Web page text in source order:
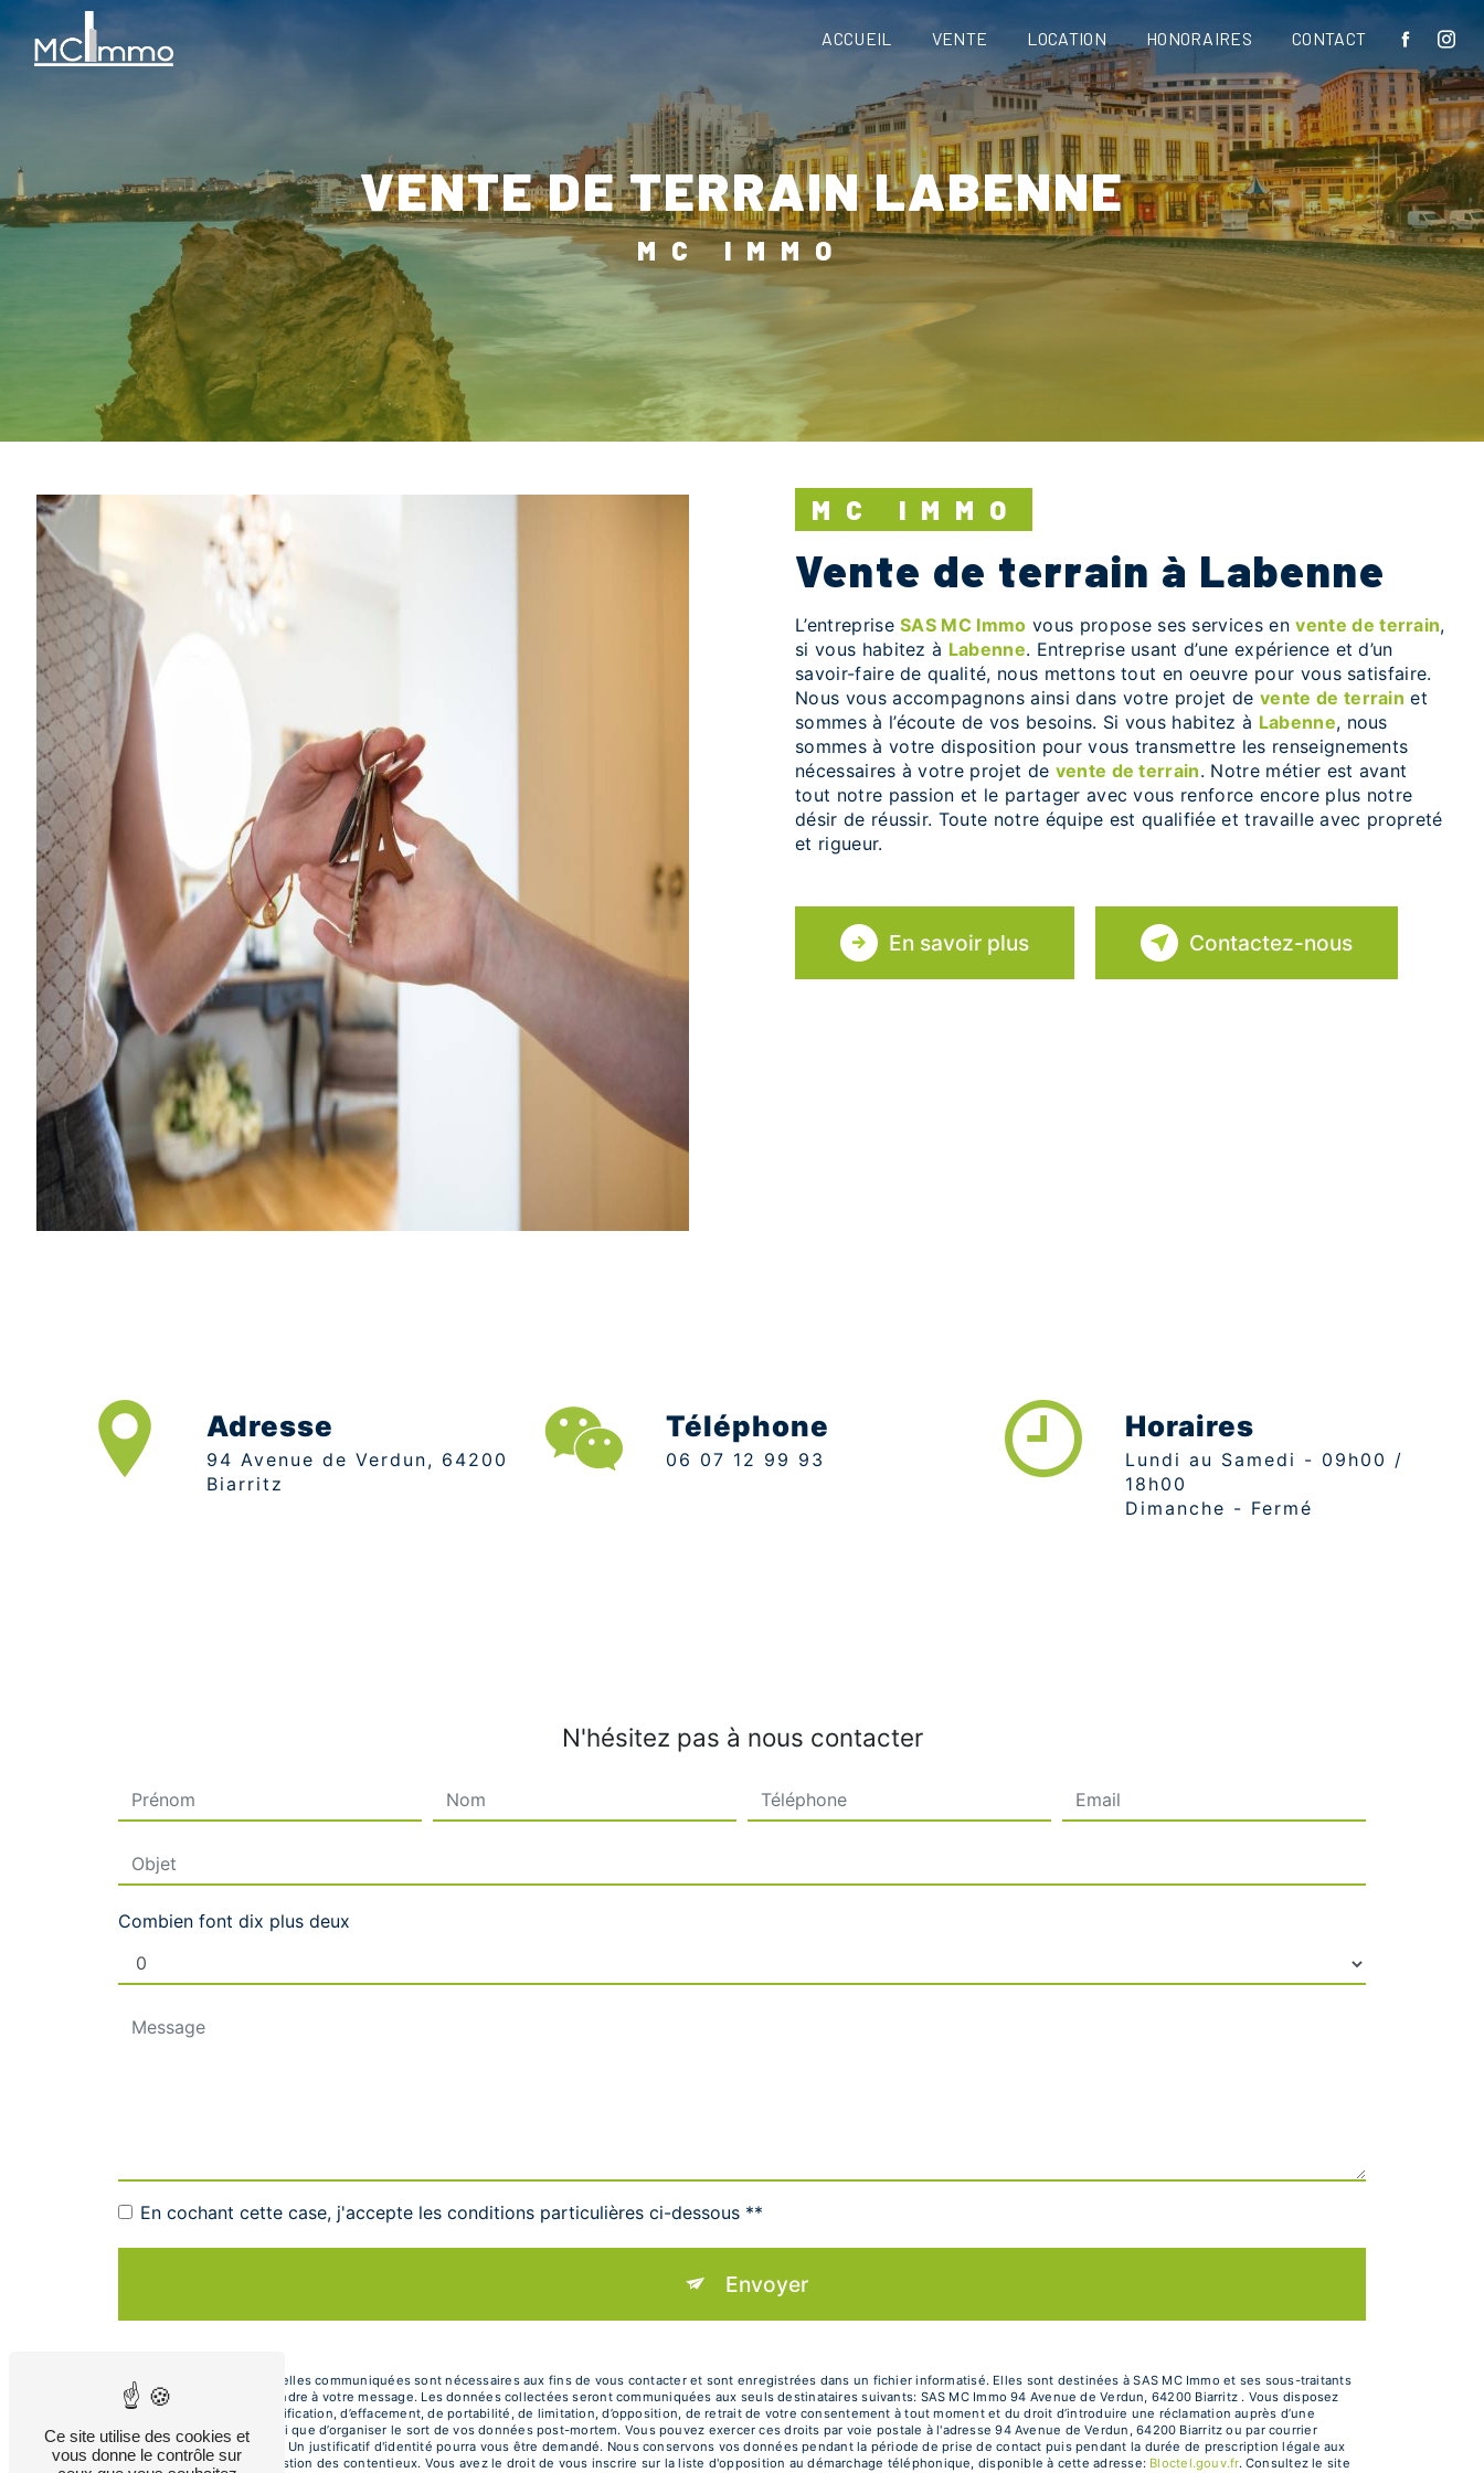
ACCUEIL VENTE LOCATION HONORAIRES CONTACT
VENTE DE TERRAIN LABENNE
MC IMMO
MC IMMO
vente de terrain à Labenne
L’entrepriseSAS MC Immo vous propose ses services envente de terrain,
si vous habitez à Labenne. Entreprise usant d’une expérience et d’un
savoir-faire de qualité, nous mettons tout en oeuvre pour vous satisfaire.
Nous vous accompagnons ainsi dans votre projet devente de terrain et
sommes à l’écoute de vos besoins. Si vous habitez à Labenne, nous
sommes à votre disposition pour vous transmettre les renseignements
nécessaires à votre projet de vente de terrain. Notre métier est avant
tout notre passion et le partager avec vous renforce encore plus notre
désir de réussir. Toute notre équipe est qualifiée et travaille avec propreté
et rigueur.
En savoir plus Contactez-nous
Adresse
94 Avenue de Verdun, 64200
Biarritz
Téléphone
06 07 12 99 93
Horaires
Lundi au Samedi - 09h00 /
18h00
Dimanche - Fermé
N'hésitez pas à nous contacter
Combien font dix plus deux
En cochant cette case, j'accepte les conditions particulières ci-dessous **
Envoyer
** Les données personnelles communiquées sont nécessaires aux fins de vous contacter et sont enregistrées dans un fichier informatisé. Elles sont destinées à SAS MC Immo et ses sous-traitants
dans le seul but de répondre à votre message. Les données collectées seront communiquées aux seuls destinataires suivants: SAS MC Immo 94 Avenue de Verdun, 64200 Biarritz . Vous disposez
de droits d’accès, de rectification, d’effacement, de portabilité, de limitation, d’opposition, de retrait de votre consentement à tout moment et du droit d’introduire une réclamation auprès d’une
autorité de contrôle, ainsi que d’organiser le sort de vos données post-mortem. Vous pouvez exercer ces droits par voie postale à l'adresse 94 Avenue de Verdun, 64200 Biarritz ou par courrier
électronique à l'adresse . Un justificatif d'identité pourra vous être demandé. Nous conservons vos données pendant la période de prise de contact puis pendant la durée de prescription légale aux
fins probatoires et de gestion des contentieux. Vous avez le droit de vous inscrire sur la liste d'opposition au démarchage téléphonique, disponible à cette adresse:
Bloctel.gouv.fr. Consultez le site
Panneau de gestion des cookies
Ce site utilise des cookies et
vous donne le contrôle sur